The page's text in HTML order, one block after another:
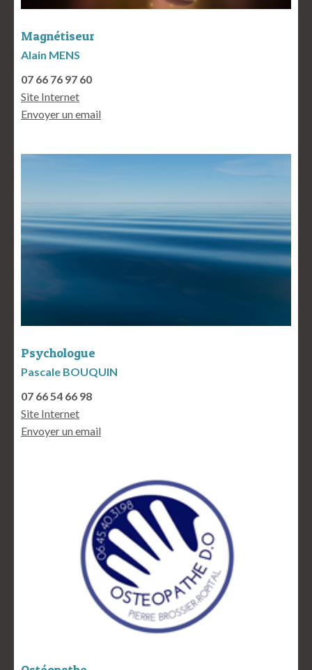
Magnétiseur
Alain MENS
07 66 76 97 60
Site Internet
Envoyer un email
Psychologue
Pascale BOUQUIN
07 66 54 66 98
Site Internet
Envoyer un email